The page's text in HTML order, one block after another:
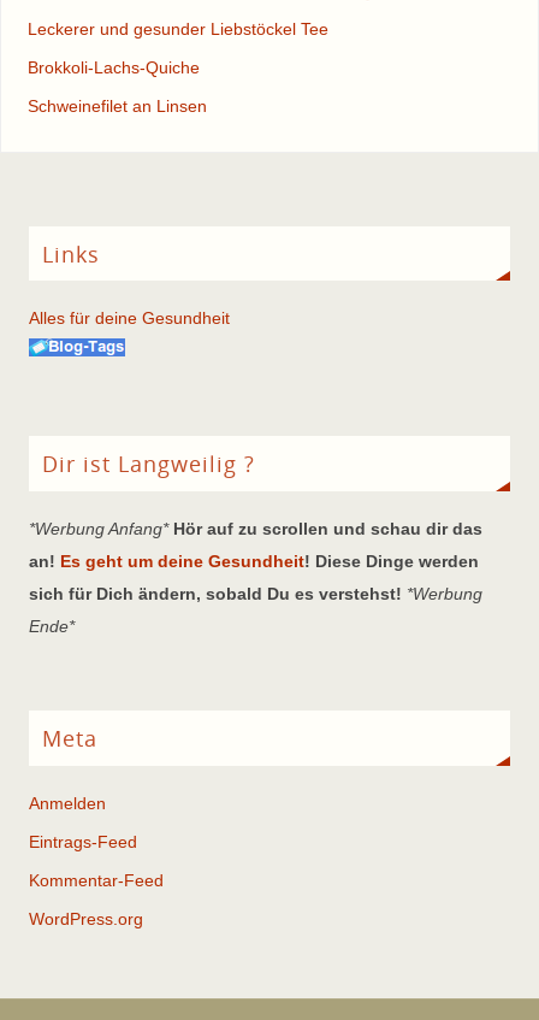
Leckerer und gesunder Liebstöckel Tee
Brokkoli-Lachs-Quiche
Schweinefilet an Linsen
Links
Alles für deine Gesundheit
Dir ist Langweilig ?
*Werbung Anfang* Hör auf zu scrollen und schau dir das
an! Es geht um deine Gesundheit! Diese Dinge werden
sich für Dich ändern, sobald Du es verstehst! *Werbung
Ende*
Meta
Anmelden
Eintrags-Feed
Kommentar-Feed
WordPress.org